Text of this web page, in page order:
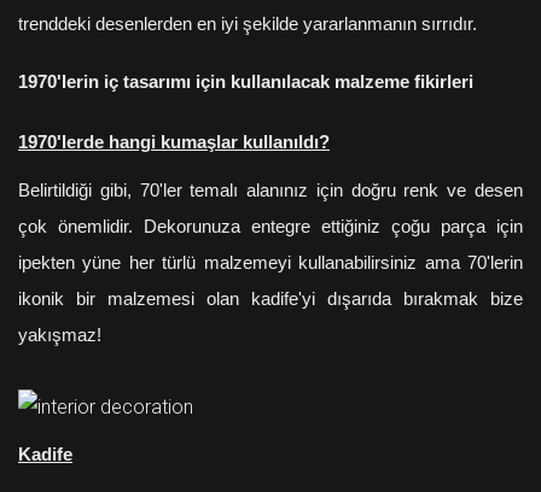
trenddeki desenlerden en iyi şekilde yararlanmanın sırrıdır.
1970'lerin iç tasarımı için kullanılacak malzeme fikirleri
1970'lerde hangi kumaşlar kullanıldı?
Belirtildiği gibi, 70'ler temalı alanınız için doğru renk ve desen
çok önemlidir. Dekorunuza entegre ettiğiniz çoğu parça için
ipekten yüne her türlü malzemeyi kullanabilirsiniz ama 70'lerin
ikonik bir malzemesi olan kadife'yi dışarıda bırakmak bize
yakışmaz!
Kadife